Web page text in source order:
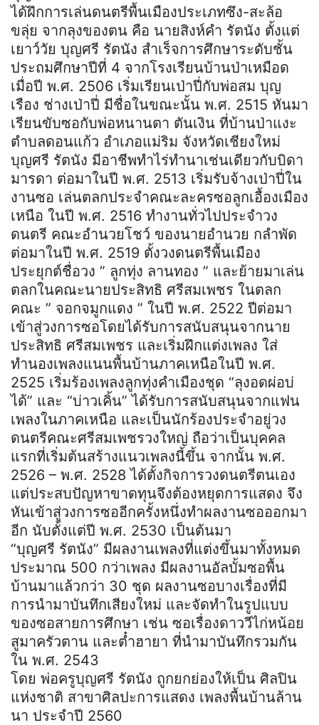
ได้ฝึกการเล่นดนตรีพื้นเมืองประเภทซึง-สะล้อ
ขลุ่ย จากลุงของตน คือ นายสิงห์คำ รัตนัง ตั้งแต่
เยาว์วัย บุญศรี รัตนัง สำเร็จการศึกษาระดับชั้น
ประถมศึกษาปีที่ 4 จากโรงเรียนบ้านป่าเหมือด
เมื่อปี พ.ศ. 2506 เริ่มเรียนเป่าปี่กับพ่อสม บุญ
เรือง ช่างเป่าปี่ มีชื่อในขณะนั้น พ.ศ. 2515 หันมา
เรียนขับซอกับพ่อหนานตา ตันเงิน ที่บ้านป่าแงะ
ตำบลดอนแก้ว อำเภอแม่ริม จังหวัดเชียงใหม่
บุญศรี รัตนัง มีอาชีพทำไร่ทำนาเช่นเดียวกับบิดา
มารดา ต่อมาในปี พ.ศ. 2513 เริ่มรับจ้างเป่าปี่ใน
งานซอ เล่นตลกประจำคณะละครซอลูกเอื้องเมือง
เหนือ ในปี พ.ศ. 2516 ทำงานทั่วไปประจำวง
ดนตรี คณะอำนวยโชว์ ของนายอำนวย กลำพัด
ต่อมาในปี พ.ศ. 2519 ตั้งวงดนตรีพื้นเมือง
ประยุกต์ชื่อวง ” ลูกทุ่ง ลานทอง ” และย้ายมาเล่น
ตลกในคณะนายประสิทธิ ศรีสมเพชร ในตลก
คณะ ” จอกจมูกแดง ” ในปี พ.ศ. 2522 ปีต่อมา
เข้าสู่วงการซอโดยได้รับการสนับสนุนจากนาย
ประสิทธิ ศรีสมเพชร และเริ่มฝึกแต่งเพลง ใส่
ทำนองเพลงแนนพื้นบ้านภาคเหนือในปี พ.ศ.
2525 เริ่มร้องเพลงลูกทุ่งคำเมืองชุด “ลุงอดผ่อบ่
ได้” และ “บ่าวเคิ้น” ได้รับการสนับสนุนจากแฟน
เพลงในภาคเหนือ และเป็นนักร้องประจำอยู่วง
ดนตรีคณะศรีสมเพชรวงใหญ่ ถือว่าเป็นบุคคล
แรกที่เริ่มต้นสร้างแนวเพลงนี้ขึ้น จากนั้น พ.ศ.
2526 – พ.ศ. 2528 ได้ตั้งกิจการวงดนตรีตนเอง
แต่ประสบปัญหาขาดทุนจึงต้องหยุดการแสดง จึง
หันเข้าสู่วงการซออีกครั้งหนึ่งทำผลงานซอออกมา
อีก นับตั้งแต่ปี พ.ศ. 2530 เป็นต้นมา
“บุญศรี รัตนัง” มีผลงานเพลงที่แต่งขึ้นมาทั้งหมด
ประมาณ 500 กว่าเพลง มีผลงานอัลบั้มซอพื้น
บ้านมาแล้วกว่า 30 ชุด ผลงานซอบางเรื่องที่มี
การนำมาบันทึกเสียงใหม่ และจัดทำในรูปแบบ
ของซอสายการศึกษา เช่น ซอเรื่องดาววีไก่หน้อย
สูมาครัวตาน และต๋ำฮายา ที่นำมาบันทึกรวมกัน
ใน พ.ศ. 2543
โดย พ่อครูบุญศรี รัตนัง ถูกยกย่องให้เป็น ศิลปิน
แห่งชาติ สาขาศิลปะการแสดง เพลงพื้นบ้านล้าน
นา ประจำปี 2560